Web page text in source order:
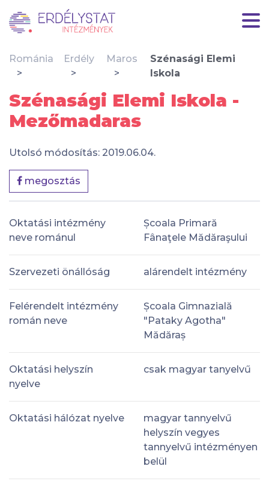
Románia Erdély Maros
Szénasági Elemi
Iskola
Szénasági Elemi Iskola -
Mezőmadaras
Utolsó módosítás: 2019.06.04.
megosztás
Oktatási intézmény
neve románul
Școala Primară
Fânaţele Mădăraşului
Szervezeti önállóság alárendelt intézmény
Felérendelt intézmény
román neve
Școala Gimnazială
"Pataky Agotha"
Mădăraș
Oktatási helyszín
nyelve
csak magyar tanyelvű
Oktatási hálózat nyelve
magyar tannyelvű
helyszín vegyes
tannyelvű intézményen
belül